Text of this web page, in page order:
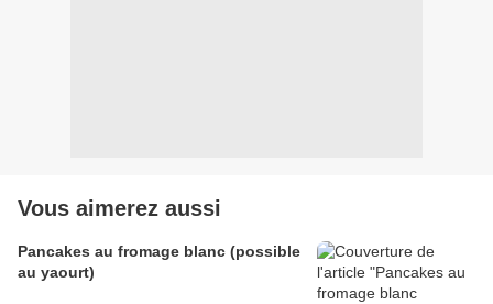
Vous aimerez aussi
Pancakes au fromage blanc (possible
au yaourt)